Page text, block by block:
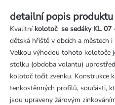
detailní popis produktu
Kvalitní kolotoč se sedáky KL 07
dětská hřiště v obcích a městech
Velkou výhodou tohoto kolotoče
stolku (obdoba volantu)
kolotoč točit zvenku. Konstrukce
tenkostěnných profilů, součásti,
jsou upraveny žárovým